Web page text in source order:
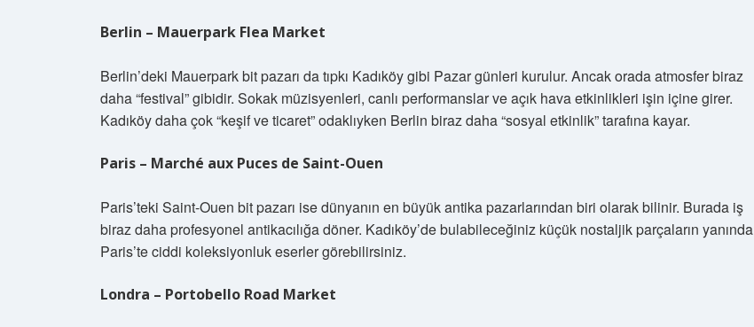
Berlin – Mauerpark Flea Market
Berlin’deki Mauerpark bit pazarı da tıpkı Kadıköy gibi Pazar günleri kurulur. Ancak orada atmosfer biraz
daha “festival” gibidir. Sokak müzisyenleri, canlı performanslar ve açık hava etkinlikleri işin içine girer.
Kadıköy daha çok “keşif ve ticaret” odaklıyken Berlin biraz daha “sosyal etkinlik” tarafına kayar.
Paris – Marché aux Puces de Saint-Ouen
Paris’teki Saint-Ouen bit pazarı ise dünyanın en büyük antika pazarlarından biri olarak bilinir. Burada iş
biraz daha profesyonel antikacılığa döner. Kadıköy’de bulabileceğiniz küçük nostaljik parçaların yanında
Paris’te ciddi koleksiyonluk eserler görebilirsiniz.
Londra – Portobello Road Market